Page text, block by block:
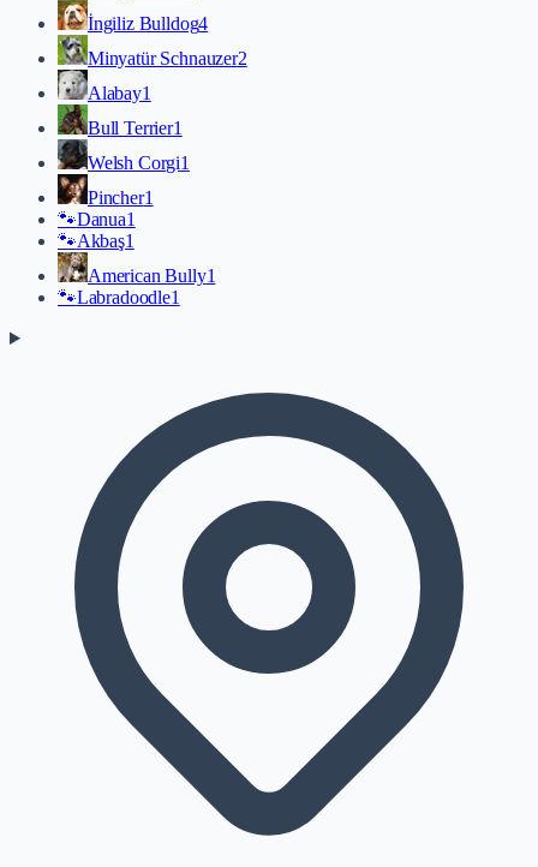
İngiliz Bulldog4
Minyatür Schnauzer2
Alabay1
Bull Terrier1
Welsh Corgi1
Pincher1
🐾Danua1
🐾Akbaş1
American Bully1
🐾Labradoodle1